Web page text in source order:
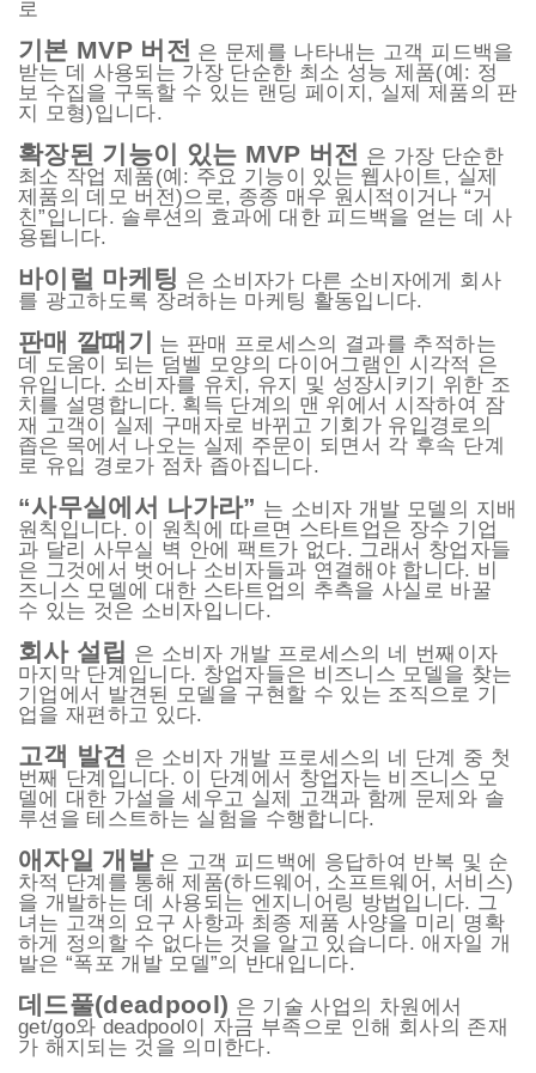
로
기본 MVP 버전 은 문제를 나타내는 고객 피드백을
받는 데 사용되는 가장 단순한 최소 성능 제품(예: 정
보 수집을 구독할 수 있는 랜딩 페이지, 실제 제품의 판
지 모형)입니다.
확장된 기능이 있는 MVP 버전 은 가장 단순한
최소 작업 제품(예: 주요 기능이 있는 웹사이트, 실제
제품의 데모 버전)으로, 종종 매우 원시적이거나 “거
친”입니다. 솔루션의 효과에 대한 피드백을 얻는 데 사
용됩니다.
바이럴 마케팅 은 소비자가 다른 소비자에게 회사
를 광고하도록 장려하는 마케팅 활동입니다.
판매 깔때기
는 판매 프로세스의 결과를 추적하는
데 도움이 되는 덤벨 모양의 다이어그램인 시각적 은
유입니다. 소비자를 유치, 유지 및 성장시키기 위한 조
치를 설명합니다. 획득 단계의 맨 위에서 시작하여 잠
재 고객이 실제 구매자로 바뀌고 기회가 유입경로의
좁은 목에서 나오는 실제 주문이 되면서 각 후속 단계
로 유입 경로가 점차 좁아집니다.
“사무실에서 나가라” 는 소비자 개발 모델의 지배
원칙입니다. 이 원칙에 따르면 스타트업은 장수 기업
과 달리 사무실 벽 안에 팩트가 없다. 그래서 창업자들
은 그것에서 벗어나 소비자들과 연결해야 합니다. 비
즈니스 모델에 대한 스타트업의 추측을 사실로 바꿀
수 있는 것은 소비자입니다.
회사 설립 은 소비자 개발 프로세스의 네 번째이자
마지막 단계입니다. 창업자들은 비즈니스 모델을 찾는
기업에서 발견된 모델을 구현할 수 있는 조직으로 기
업을 재편하고 있다.
고객 발견 은 소비자 개발 프로세스의 네 단계 중 첫
번째 단계입니다. 이 단계에서 창업자는 비즈니스 모
델에 대한 가설을 세우고 실제 고객과 함께 문제와 솔
루션을 테스트하는 실험을 수행합니다.
애자일 개발은 고객 피드백에 응답하여 반복 및 순
차적 단계를 통해 제품(하드웨어, 소프트웨어, 서비스)
을 개발하는 데 사용되는 엔지니어링 방법입니다. 그
녀는 고객의 요구 사항과 최종 제품 사양을 미리 명확
하게 정의할 수 없다는 것을 알고 있습니다. 애자일 개
발은 “폭포 개발 모델”의 반대입니다.
데드풀(deadpool) 은 기술 사업의 차원에서
get/go와 deadpool이 자금 부족으로 인해 회사의 존재
가 해지되는 것을 의미한다.